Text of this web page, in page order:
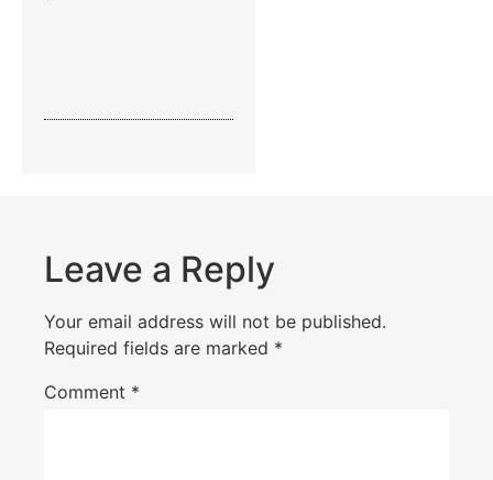
Leave a Reply
Your email address will not be published.
Required fields are marked *
Comment *